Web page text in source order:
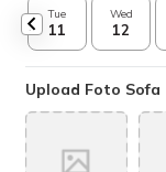
Tue
11
Wed
12
Upload Foto Sofa